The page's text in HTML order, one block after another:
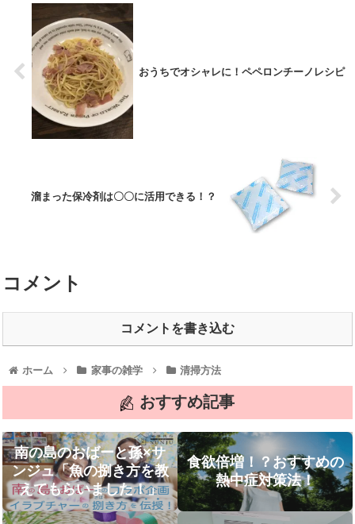
おうちでオシャレに！ペペロンチーノレシピ
溜まった保冷剤は〇〇に活用できる！？
コメント
コメントを書き込む
ホーム 家事の雑学 清掃方法
おすすめ記事
南の島のおばーと孫×サ
ンジュ「魚の捌き方を教
えてもらいました！」
食欲倍増！？おすすめの
熱中症対策法！